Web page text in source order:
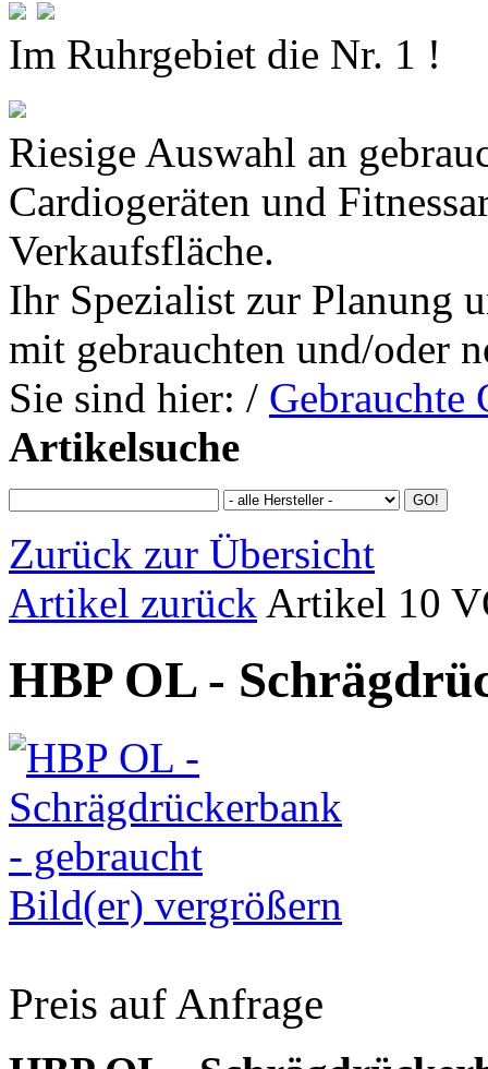
Im Ruhrgebiet die Nr. 1 !
Riesige Auswahl an
Cardiogeräten und
Verkaufsfläche.
Ihr Spezialist zur Planung
mit gebrauchten und/oder
Sie sind hier: / Gebrauchte
Artikelsuche
Zurück zur Übersicht
Artikel zurück Artikel 10
HBP OL -
Bild(er) vergrößern
Preis auf Anfrage